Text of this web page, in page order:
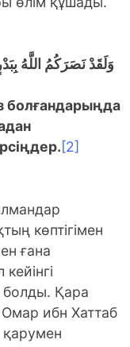
وَلَقَدْ نَصَرَكُمُ اللَّهُ
болғандарыңда
р.[2]
көптігімен
ғана
болды. Қара
ибн Хаттаб
қарумен